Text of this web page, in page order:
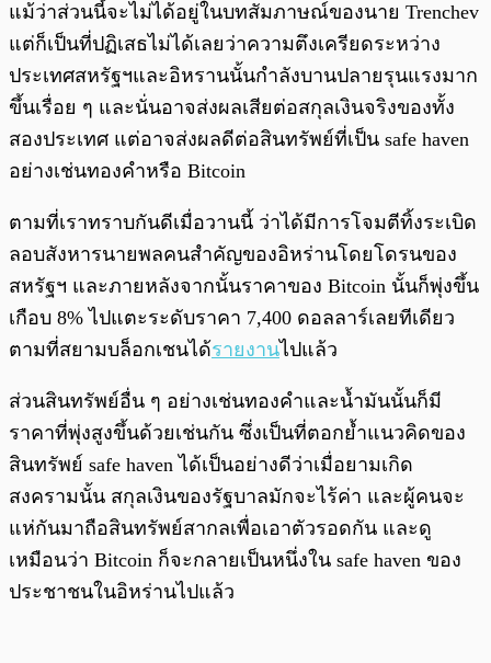
แม้ว่าส่วนนี้จะไม่ได้อยู่ในบทสัมภาษณ์ของนาย Trenchev
แต่ก็เป็นที่ปฏิเสธไม่ได้เลยว่าความตึงเครียดระหว่าง
ประเทศสหรัฐฯและอิหรานนั้นกำลังบานปลายรุนแรงมาก
ขึ้นเรื่อย ๆ และนั่นอาจส่งผลเสียต่อสกุลเงินจริงของทั้ง
สองประเทศ แต่อาจส่งผลดีต่อสินทรัพย์ที่เป็น safe haven
อย่างเช่นทองคำหรือ Bitcoin
ตามที่เราทราบกันดีเมื่อวานนี้ ว่าได้มีการโจมตีทิ้งระเบิด
ลอบสังหารนายพลคนสำคัญของอิหร่านโดยโดรนของ
สหรัฐฯ และภายหลังจากนั้นราคาของ Bitcoin นั้นก็พุ่งขึ้น
เกือบ 8% ไปแตะระดับราคา 7,400 ดอลลาร์เลยทีเดียว
ตามที่สยามบล็อกเชนได้รายงานไปแล้ว
ส่วนสินทรัพย์อื่น ๆ อย่างเช่นทองคำและน้ำมันนั้นก็มี
ราคาที่พุ่งสูงขึ้นด้วยเช่นกัน ซึ่งเป็นที่ตอกย้ำแนวคิดของ
สินทรัพย์ safe haven ได้เป็นอย่างดีว่าเมื่อยามเกิด
สงครามนั้น สกุลเงินของรัฐบาลมักจะไร้ค่า และผู้คนจะ
แห่กันมาถือสินทรัพย์สากลเพื่อเอาตัวรอดกัน และดู
เหมือนว่า Bitcoin ก็จะกลายเป็นหนึ่งใน safe haven ของ
ประชาชนในอิหร่านไปแล้ว